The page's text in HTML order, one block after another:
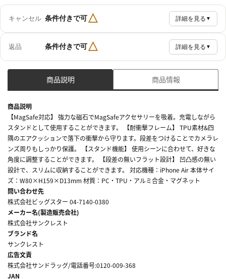
キャンセル 条件付きで可△ 詳細を見る ▼
返品 条件付きで可△ 詳細を見る ▼
商品説明 商品情報
商品説明
【MagSafe対応】 強力な磁石でMagSafeアクセサリーを吸着。充電しながら
スタンドとして使用することができます。 【耐衝撃フレーム】 TPU素材&四
隅のエアクッションで落下の衝撃から守ります。段差をつけることでカメラレ
ンズ周りもしっかり保護。 【スタンド機能】 使用シーンに合わせて、好きな
角度に調整することができます。 【段差の無いフラット設計】 凹凸感の無い
設計で、スリムに収納することができます。 対応機種：iPhone Air 本体サイ
ズ：W80×H159×D13mm 材質：PC・TPU・アルミ合金・マグネット
問い合わせ先
株式会社ビッグスター 04-7140-0380
メーカー名(製造販売会社)
株式会社サンクレスト
ブランド名
サンクレスト
広告文責
株式会社サンドラッグ/電話番号:0120-009-368
JAN